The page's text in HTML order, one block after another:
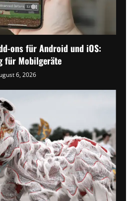
ons für Android und iOS:
für Mobilgeräte
6, 2026